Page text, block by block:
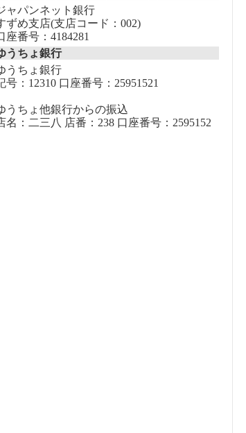
ャパンネット銀行
ずめ支店(支店コード：002)
座番号：4184281
うちょ銀行
うちょ銀行
号：12310 口座番号：25951521
うちょ他銀行からの振込
名：二三八 店番：238 口座番号：2595152